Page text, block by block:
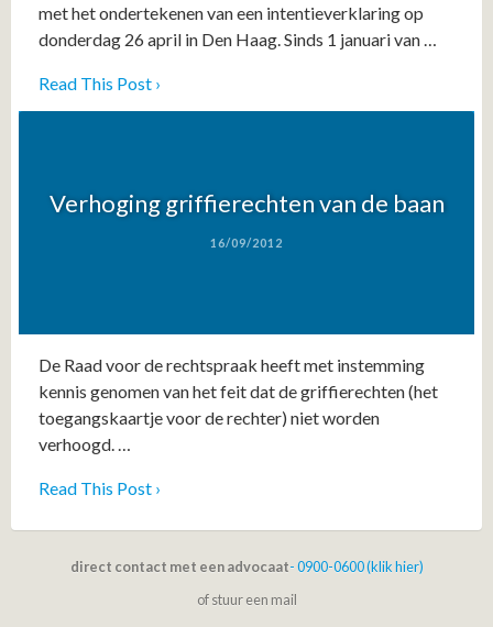
met het ondertekenen van een intentieverklaring op
donderdag 26 april in Den Haag. Sinds 1 januari van …
Read This Post ›
Verhoging griffierechten van de baan
16/09/2012
De Raad voor de rechtspraak heeft met instemming
kennis genomen van het feit dat de griffierechten (het
toegangskaartje voor de rechter) niet worden
verhoogd. …
Read This Post ›
direct contact met een advocaat- 0900-0600 (klik hier)
of stuur een mail